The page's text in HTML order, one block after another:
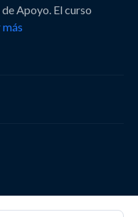
Apoyo. El curso